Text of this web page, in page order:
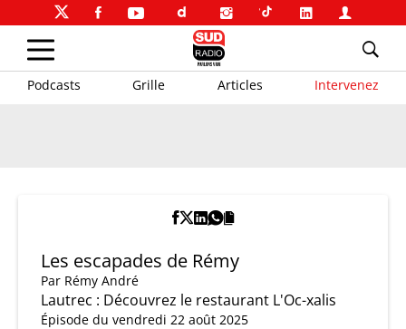
Podcasts Grille Articles Intervenez
Les escapades de Rémy
Par Rémy André
Lautrec : Découvrez le restaurant L'Oc-xalis
Épisode du vendredi 22 août 2025